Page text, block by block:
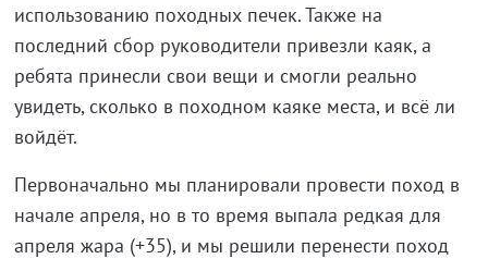
использованию походных печек. Также на
последний сбор руководители привезли каяк, а
ребята принесли свои вещи и смогли реально
увидеть, сколько в походном каяке места, и всё ли
войдёт.
Первоначально мы планировали провести поход в
начале апреля, но в то время выпала редкая для
апреля жара (+35), и мы решили перенести поход